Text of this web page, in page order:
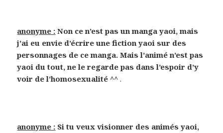
anonyme : Non ce n’est pas un manga yaoi, mais
j’ai eu envie d’écrire une fiction yaoi sur des
personnages de ce manga. Mais l’animé n’est pas
yaoi du tout, ne le regarde pas dans l’espoir d’y
voir de l’homosexualité ^^.
anonyme : Si tu veux visionner des animés yaoi,